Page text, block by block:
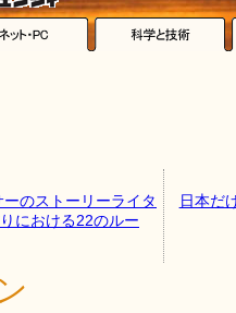
のストーリーライタ
における22のルー
日本だ